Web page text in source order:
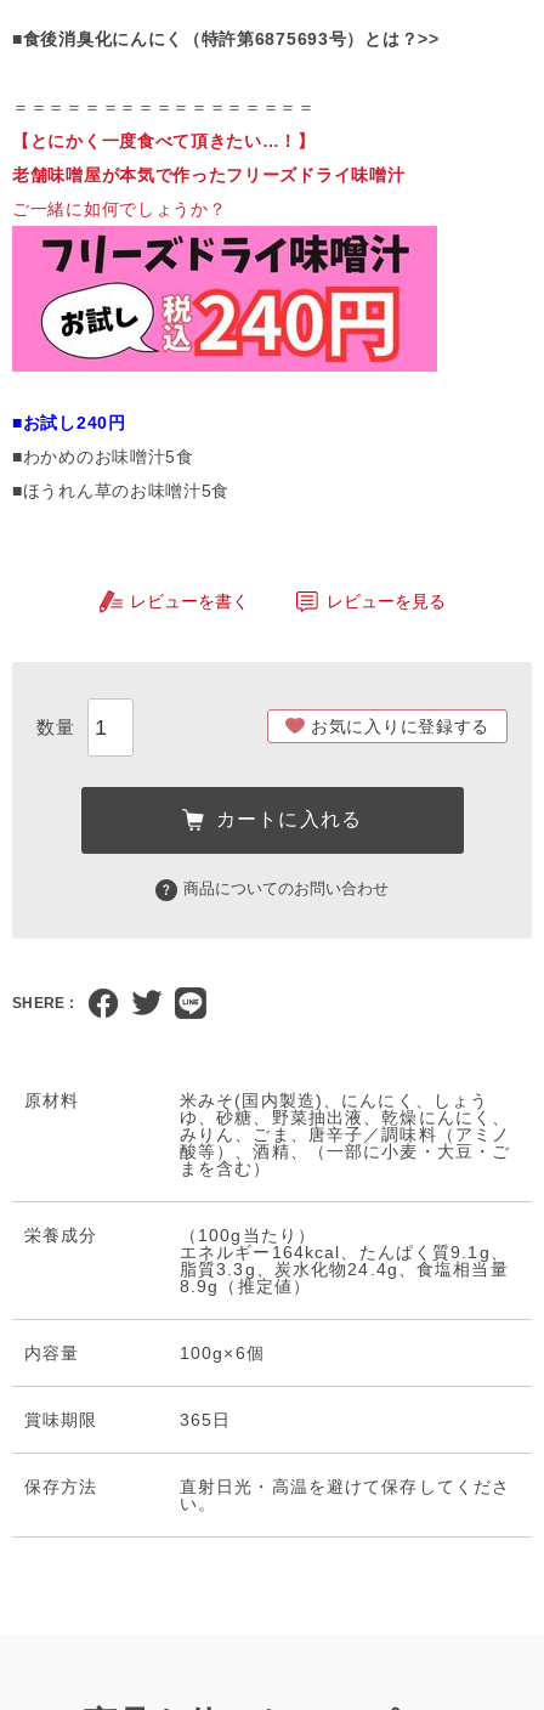
■食後消臭化にんにく（特許第6875693号）とは？>>
＝＝＝＝＝＝＝＝＝＝＝＝＝＝＝＝＝
【とにかく一度食べて頂きたい…！】
老舗味噌屋が本気で作ったフリーズドライ味噌汁
ご一緒に如何でしょうか？
■お試し240円
■わかめのお味噌汁5食
■ほうれん草のお味噌汁5食
レビューを書く レビューを見る
お気に入りに登録する
カートに入れる
商品についてのお問い合わせ
SHERE :
原材料
米みそ(国内製造)、にんにく、しょう
ゆ、砂糖、野菜抽出液、乾燥にんにく、
みりん、ごま、唐辛子／調味料（アミノ
酸等）、酒精、（一部に小麦・大豆・ご
まを含む）
栄養成分
（100g当たり）
エネルギー164kcal、たんぱく質9.1g、
脂質3.3g、炭水化物24.4g、食塩相当量
8.9g（推定値）
内容量 100g×6個
賞味期限 365日
保存⽅法
直射日光・高温を避けて保存してくださ
い。